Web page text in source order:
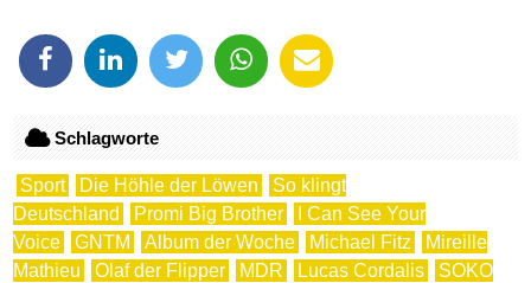
Schlagworte
Sport Die Höhle der Löwen
So klingt
Deutschland
Promi Big Brother
I Can See Your
Voice
GNTM Album der Woche Michael Fitz
Mireille
Mathieu
Olaf der Flipper MDR Lucas Cordalis
SOKO